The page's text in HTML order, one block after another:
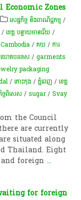
Economic Zones
សេដ្ឋកិច្ច និងពាណិជ្ជកម្ម /
/ខេត្ត បន្ទាយមានជ័យ /
/គយ /ការ​
យោគបរទេស /garments
packaging
/កោះកុង /ភ្នំពេញ /ខេត្ត​
ច្ច​ពិសេស​ /sugar/Svay
the Council
are currently
situated along
Thailand. Eight
foreign...
for foreign